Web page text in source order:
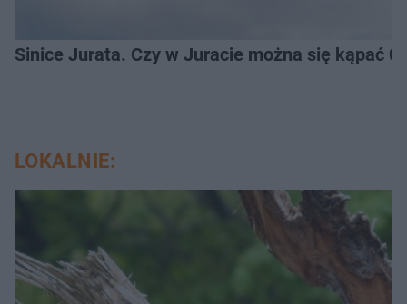
Sinice Jurata. Czy w Juracie można się kąpać
LOKALNIE: